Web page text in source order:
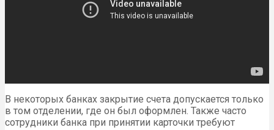
В некоторых банках закрытие счета допускается только
в том отделении, где он был оформлен. Также часто
сотрудники банка при принятии карточки требуют